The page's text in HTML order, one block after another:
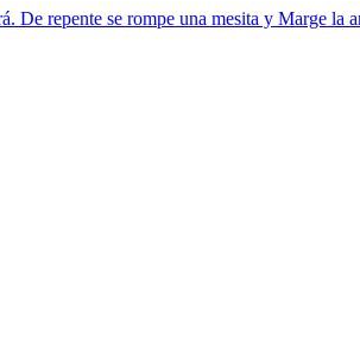
repente se rompe una mesita y Marge la